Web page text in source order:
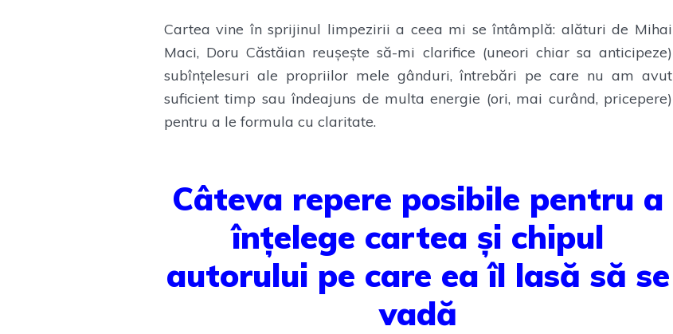
Cartea vine în sprijinul limpezirii a ceea mi se întâmplă: alături de Mihai
Maci, Doru Căstăian reușește să-mi clarifice (uneori chiar sa anticipeze)
subînțelesuri ale propriilor mele gânduri, întrebări pe care nu am avut
suficient timp sau îndeajuns de multa energie (ori, mai curând, pricepere)
pentru a le formula cu claritate.
Câteva repere posibile pentru a
înțelege cartea și chipul
autorului pe care ea îl lasă să se
vadă